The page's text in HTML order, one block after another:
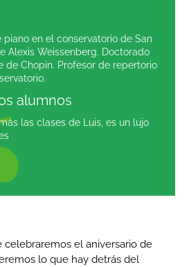
piano en el conservatorio de San
Alexis Weissenberg. Doctorado
de Chopin. Profesor de repertorio
alumnos
las clases de Luis, es un lujo
celebraremos el aniversario de
lo que hay detrás del